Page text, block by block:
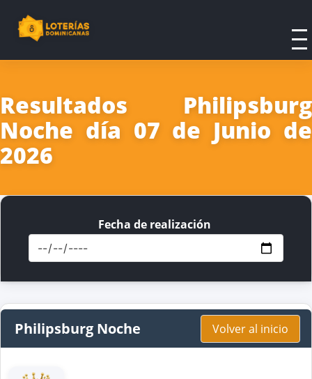
Resultados Philipsburg
Noche día 07 de Junio de
2026
Fecha de realización
Philipsburg Noche Volver al inicio